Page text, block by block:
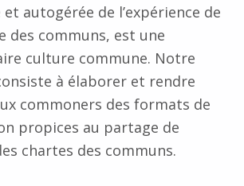
autogérée de l’expérience de
des communs, est une
culture commune. Notre
à élaborer et rendre
commoners des formats de
propices au partage de
chartes des communs.